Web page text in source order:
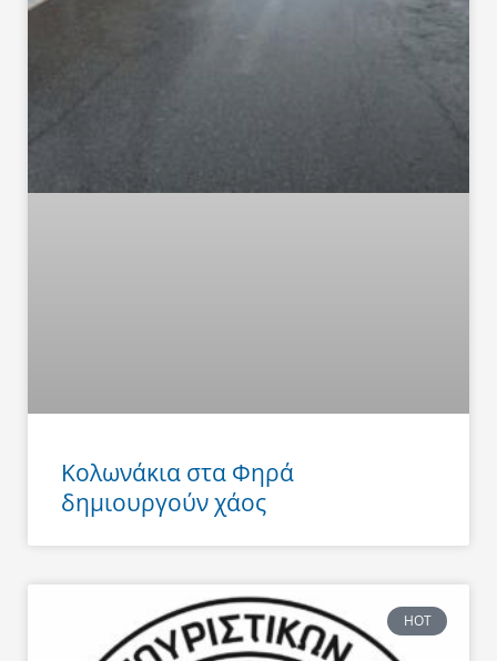
Κολωνάκια στα Φηρά
δημιουργούν χάος
HOT